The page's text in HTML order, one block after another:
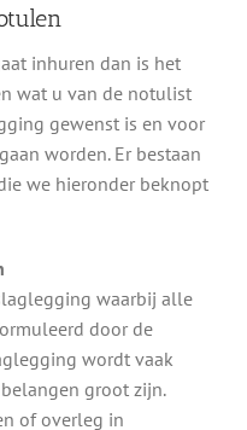
inhuren dan is het
wat u van de notulist
gewenst is en voor
worden. Er bestaan
we hieronder beknopt
waarbij alle
door de
wordt vaak
groot zijn.
of overleg in